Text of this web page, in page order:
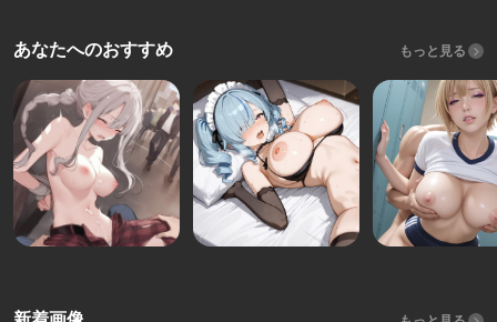
あなたへのおすすめ もっと見る